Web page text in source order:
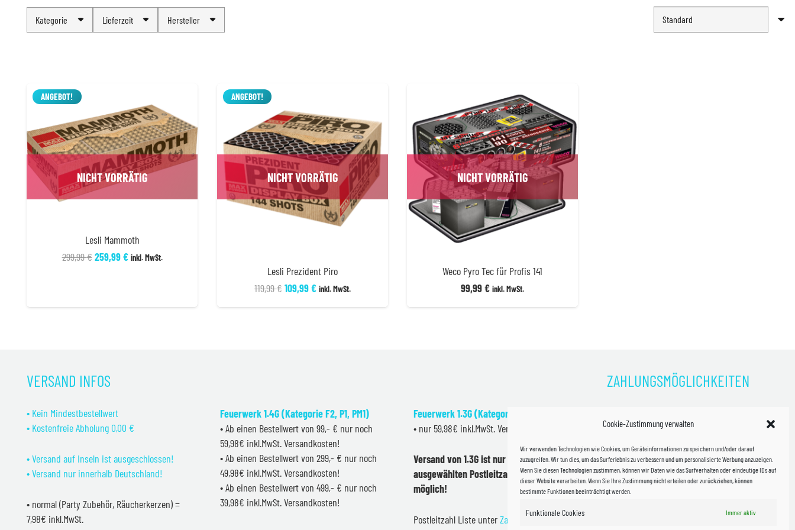
Cookie-Zustimmung verwalten
Wir verwenden Technologien wie Cookies, um Geräteinformationen zu speichern und/oder darauf
zuzugreifen. Wir tun dies, um das Surferlebnis zu verbessern und um personalisierte Werbung anzuzeigen.
Wenn Sie diesen Technologien zustimmen, können wir Daten wie das Surfverhalten oder eindeutige IDs auf
dieser Website verarbeiten. Wenn Sie Ihre Zustimmung nicht erteilen oder zurückziehen, können
bestimmte Funktionen beeinträchtigt werden.
Funktionale Cookies Immer aktiv
Kategorie Lieferzeit Hersteller
ANGEBOT!
NICHT VORRÄTIG
Lesli Mammoth
299,99€ Ursprünglicher
259,99€Aktueller
inkl. MwSt.
ANGEBOT!
NICHT VORRÄTIG
Lesli Prezident Piro
119,99€Ursprünglicher
109,99€Aktueller
inkl. MwSt.
NICHT VORRÄTIG
Weco Pyro Tec für Profis 141
99,99€ inkl. MwSt.
VERSAND INFOS
• Kein Mindestbestellwert
• Kostenfreie Abholung 0,00 €
• Versand auf Inseln ist ausgeschlossen!
• Versand nur innerhalb Deutschland!
• normal (Party Zubehör, Räucherkerzen) =
7,98€ inkl.MwSt.
Feuerwerk 1.4G (Kategorie F2, P1, PM1)
• Ab einen Bestellwert von 99,- € nur noch
59,98€ inkl.MwSt. Versandkosten!
• Ab einen Bestellwert von 299,- € nur noch
49,98€ inkl.MwSt. Versandkosten!
• Ab einen Bestellwert von 499,- € nur noch
39,98€ inkl.MwSt. Versandkosten!
Feuerwerk 1.3G (Kategorie F2)
• nur 59,98€ inkl.MwSt. Versandkosten!
Versand von 1.3G ist nur innerhalb
ausgewählten Postleitzahlen in Sachsen
möglich!
Postleitzahl Liste unterZahlung & Versand
ZAHLUNGSMÖGLICHKEITEN